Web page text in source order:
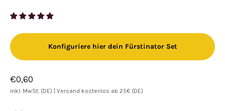
Konfiguriere hier dein Fürstinator Set
Angebot
€0,60
inkl. MwSt. (DE) | Versand kostenlos ab 25€ (DE)